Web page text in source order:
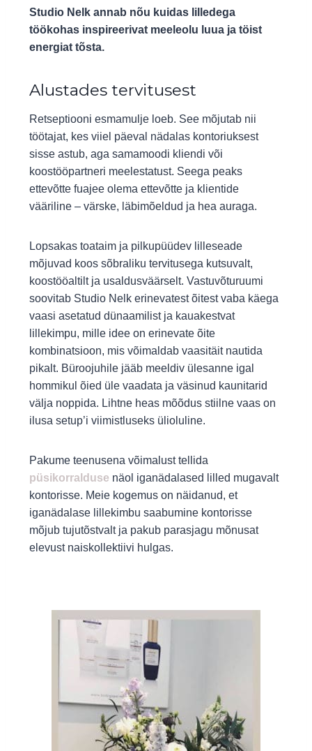
Studio Nelk annab nõu kuidas lilledega
töökohas inspireerivat meeleolu luua ja töist
energiat tõsta.
Alustades tervitusest
Retseptiooni esmamulje loeb. See mõjutab nii
töötajat, kes viiel päeval nädalas kontoriuksest
sisse astub, aga samamoodi kliendi või
koostööpartneri meelestatust. Seega peaks
ettevõtte fuajee olema ettevõtte ja klientide
vääriline – värske, läbimõeldud ja hea auraga.
Lopsakas toataim ja pilkupüüdev lilleseade
mõjuvad koos sõbraliku tervitusega kutsuvalt,
koostööaltilt ja usaldusväärselt. Vastuvõturuumi
soovitab Studio Nelk erinevatest õitest vaba käega
vaasi asetatud dünaamilist ja kauakestvat
lillekimpu, mille idee on erinevate õite
kombinatsioon, mis võimaldab vaasitäit nautida
pikalt. Büroojuhile jääb meeldiv ülesanne igal
hommikul õied üle vaadata ja väsinud kaunitarid
välja noppida. Lihtne heas mõõdus stiilne vaas on
ilusa setup’i viimistluseks ülioluline.
Pakume teenusena võimalust tellida
püsikorralduse näol iganädalased lilled mugavalt
kontorisse. Meie kogemus on näidanud, et
iganädalase lillekimbu saabumine kontorisse
mõjub tujutõstvalt ja pakub parasjagu mõnusat
elevust naiskollektiivi hulgas.